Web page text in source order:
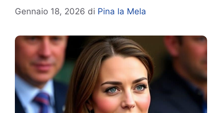
Gennaio 18, 2026 di Pina la Mela